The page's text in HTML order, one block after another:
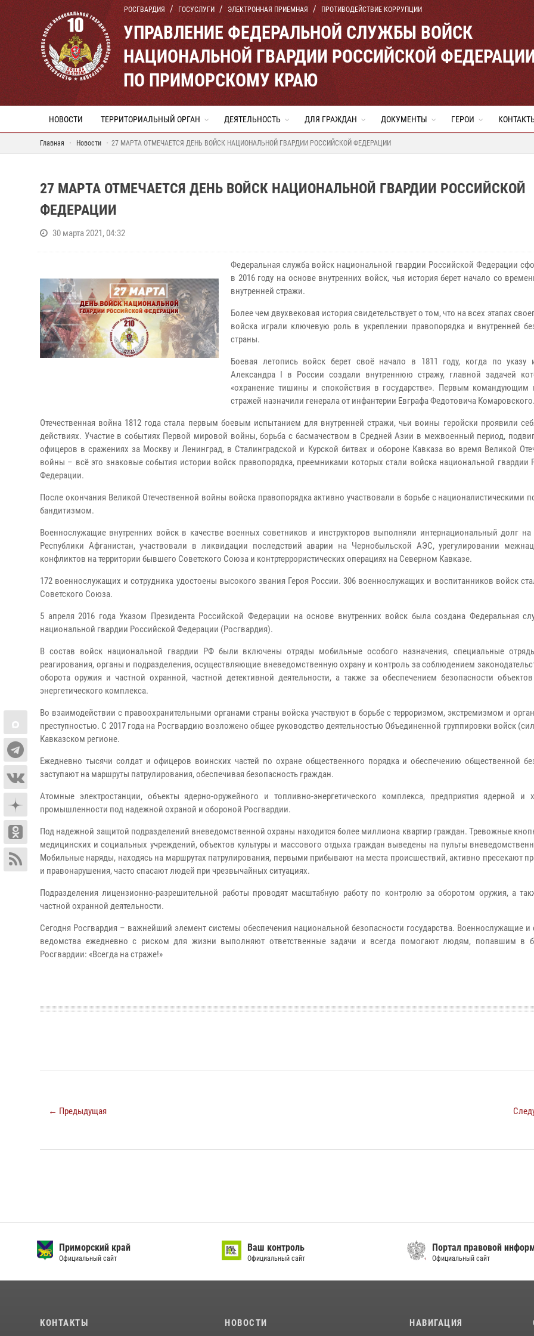
РОСГВАРДИЯ ГОСУСЛУГИ ЭЛЕКТРОННАЯ ПРИЕМНАЯ ПРОТИВОДЕЙСТВИЕ КОРРУПЦИИ
УПРАВЛЕНИЕ ФЕДЕРАЛЬНОЙ СЛУЖБЫ ВОЙСК
НАЦИОНАЛЬНОЙ ГВАРДИИ РОССИЙСКОЙ
ПО ПРИМОРСКОМУ КРАЮ
НОВОСТИ ТЕРРИТОРИАЛЬНЫЙ ОРГАН ДЕЯТЕЛЬНОСТЬ ДЛЯ ГРАЖДАН ДОКУМЕНТЫ ГЕРОИ
Главная Новости 27 МАРТА ОТМЕЧАЕТСЯ ДЕНЬ ВОЙСК НАЦИОНАЛЬНОЙ ГВАРДИИ РОССИЙСКОЙ ФЕДЕРАЦИИ
27 МАРТА ОТМЕЧАЕТСЯ ДЕНЬ ВОЙСК НАЦИОНАЛЬНОЙ ГВАРДИИ РОССИЙСКОЙ
ФЕДЕРАЦИИ
30 марта 2021, 04:32
Федеральная служба войск национальной гвардии Российской Федерации
в 2016 году на основе внутренних войск, чья история берет начало со
внутренней стражи.
Более чем двухвековая история свидетельствует о том, что на всех этапах
войска играли ключевую роль в укреплении правопорядка и внутренней
страны.
Боевая летопись войск берет своё начало в 1811 году, когда по указу
Александра I в России создали внутреннюю стражу, главной задачей
«охранение тишины и спокойствия в государстве». Первым командующим
стражей назначили генерала от инфантерии Евграфа Федотовича Комаровского.
Отечественная война 1812 года стала первым боевым испытанием для внутренней стражи, чьи воины геройски проявили
действиях. Участие в событиях Первой мировой войны, борьба с басмачеством в Средней Азии в межвоенный период,
офицеров в сражениях за Москву и Ленинград, в Сталинградской и Курской битвах и обороне Кавказа во время Великой
войны – всё это знаковые события истории войск правопорядка, преемниками которых стали войска национальной гвардии
Федерации.
После окончания Великой Отечественной войны войска правопорядка активно участвовали в борьбе с националистическими
бандитизмом.
Военнослужащие внутренних войск в качестве военных советников и инструкторов выполняли интернациональный долг на
Республики Афганистан, участвовали в ликвидации последствий аварии на Чернобыльской АЭС, урегулировании
конфликтов на территории бывшего Советского Союза и контртеррористических операциях на Северном Кавказе.
172 военнослужащих и сотрудника удостоены высокого звания Героя России. 306 военнослужащих и воспитанников войск
Советского Союза.
5 апреля 2016 года Указом Президента Российской Федерации на основе внутренних войск была создана Федеральная
национальной гвардии Российской Федерации (Росгвардия).
В состав войск национальной гвардии РФ были включены отряды мобильные особого назначения, специальные
реагирования, органы и подразделения, осуществляющие вневедомственную охрану и контроль за соблюдением
оборота оружия и частной охранной, частной детективной деятельности, а также за обеспечением безопасности
энергетического комплекса.
Во взаимодействии с правоохранительными органами страны войска участвуют в борьбе с терроризмом, экстремизмом и
преступностью. С 2017 года на Росгвардию возложено общее руководство деятельностью Объединенной группировки войск
Кавказском регионе.
Ежедневно тысячи солдат и офицеров воинских частей по охране общественного порядка и обеспечению общественной
заступают на маршруты патрулирования, обеспечивая безопасность граждан.
Атомные электростанции, объекты ядерно-оружейного и топливно-энергетического комплекса, предприятия ядерной и
промышленности под надежной охраной и обороной Росгвардии.
Под надежной защитой подразделений вневедомственной охраны находится более миллиона квартир граждан. Тревожные
медицинских и социальных учреждений, объектов культуры и массового отдыха граждан выведены на пульты
Мобильные наряды, находясь на маршрутах патрулирования, первыми прибывают на места происшествий, активно пресекают
и правонарушения, часто спасают людей при чрезвычайных ситуациях.
Подразделения лицензионно-разрешительной работы проводят масштабную работу по контролю за оборотом оружия, а
частной охранной деятельности.
Сегодня Росгвардия – важнейший элемент системы обеспечения национальной безопасности государства. Военнослужащие и
ведомства ежедневно с риском для жизни выполняют ответственные задачи и всегда помогают людям, попавшим в
Росгвардии: «Всегда на страже!»
← Предыдущая
Приморский край
Официальный сайт
Ваш контроль
Официальный сайт
Портал правовой
Официальный сайт
КОНТАКТЫ НОВОСТИ НАВИГАЦИЯ